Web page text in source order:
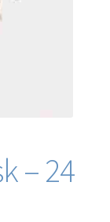
– 24